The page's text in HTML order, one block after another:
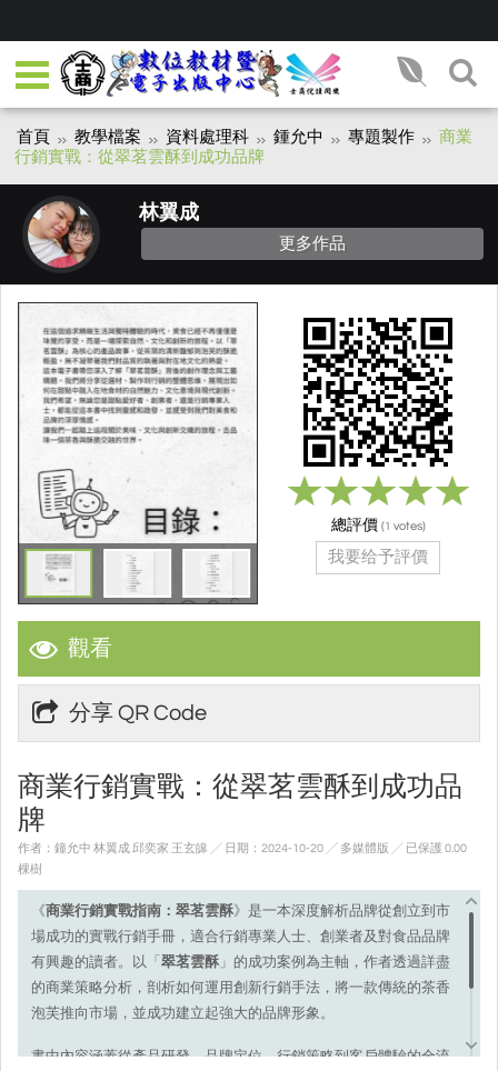
首頁 教學檔案 資料處理科 鍾允中 專題製作
商業
行銷實戰：從翠茗雲酥到成功品牌
林翼成
更多作品
觀看
分享 QR Code
商業行銷實戰：從翠茗雲酥到成功品
牌
作者：鐘允中 林翼成 邱奕家 王玄皞 ╱ 日期：2024-10-20 ╱ 多媒體版 ╱ 已保護 0.00
棵樹
《商業行銷實戰指南：翠茗雲酥》是一本深度解析品牌從創立到市
場成功的實戰行銷手冊，適合行銷專業人士、創業者及對食品品牌
有興趣的讀者。以「翠茗雲酥 」的成功案例為主軸，作者透過詳盡
的商業策略分析，剖析如何運用創新行銷手法，將一款傳統的茶香
泡芙推向市場，並成功建立起強大的品牌形象。
書中內容涵蓋從產品研發、品牌定位、行銷策略到客戶體驗的全流
總評價 (1 votes)
我要给予評價